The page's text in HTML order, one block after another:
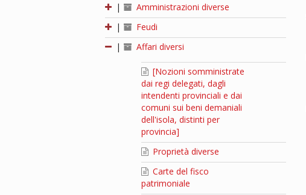
|
Amministrazioni diverse
|
Feudi
|
Affari diversi
[Nozioni somministrate
dai regi delegati, dagli
intendenti provinciali e dai
comuni sui beni demaniali
dell'isola, distinti per
provincia]
Proprietà diverse
Carte del fisco
patrimoniale